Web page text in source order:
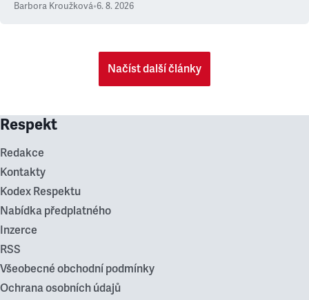
Barbora Kroužková•6. 8. 2026
Načíst další články
Respekt
Redakce
Kontakty
Kodex Respektu
Nabídka předplatného
Inzerce
RSS
Všeobecné obchodní podmínky
Ochrana osobních údajů